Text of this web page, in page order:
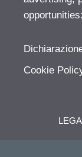
opportunities:
Cookie